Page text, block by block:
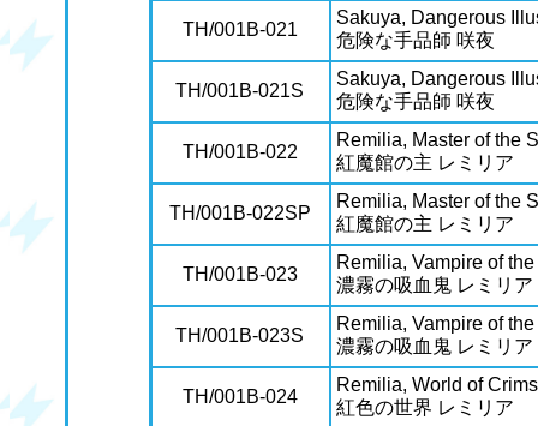
TH/001B-021
Sakuya, Dangerous
危険な手品師 咲夜
TH/001B-021S
Sakuya, Dangerous
危険な手品師 咲夜
TH/001B-022
Remilia, Master of the
紅魔館の主 レミリア
TH/001B-022SP
Remilia, Master of the
紅魔館の主 レミリア
TH/001B-023
Remilia, Vampire of
濃霧の吸血鬼 レミリア
TH/001B-023S
Remilia, Vampire of
濃霧の吸血鬼 レミリア
TH/001B-024
Remilia, World of
紅色の世界 レミリア